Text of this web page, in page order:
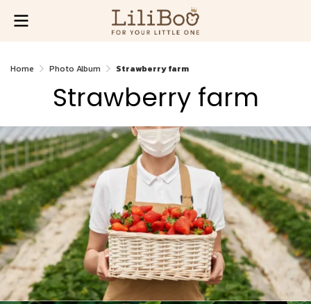
Home Photo Album Strawberry farm
Strawberry farm